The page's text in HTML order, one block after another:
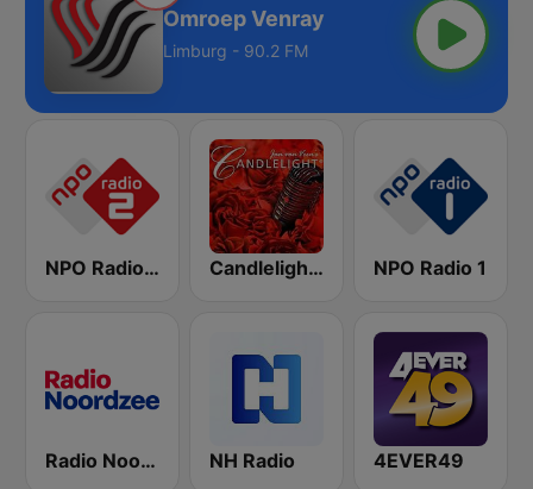
Omroep Venray
Limburg - 90.2 FM
NPO Radio 2 Candlelight Radio NPO Radio 1
Radio Noordzee NH Radio 4EVER49